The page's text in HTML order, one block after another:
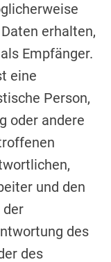
erhalten,
Empfänger.
eine
Person,
oder andere
und den
der
des
des